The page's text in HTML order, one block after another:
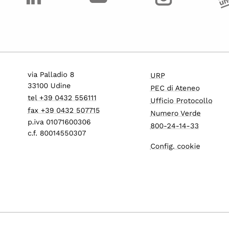
via Palladio 8
33100 Udine
tel +39 0432 556111
fax +39 0432 507715
p.iva 01071600306
c.f. 80014550307
URP
PEC di Ateneo
Ufficio Protocollo
Numero Verde
800-24-14-33
Config. cookie